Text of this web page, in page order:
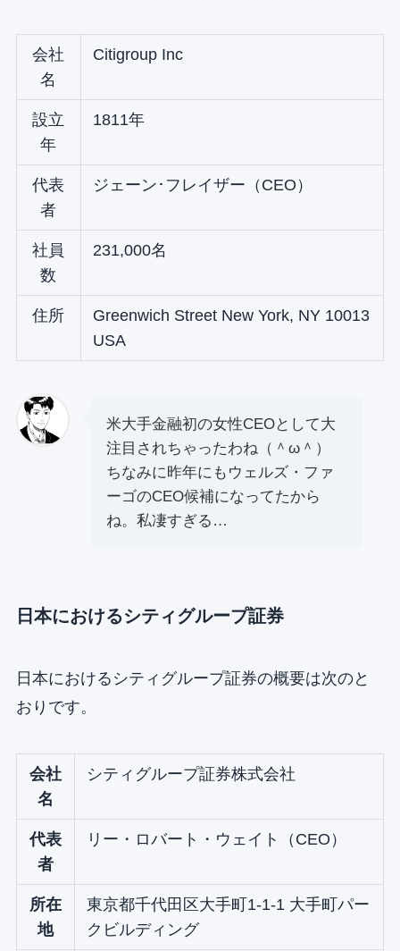
会社
名
Citigroup Inc
設立
年
1811年
代表
者
ジェーン･フレイザー（CEO）
社員
数
231,000名
住所
Greenwich Street New York, NY 10013
USA
米大手金融初の女性CEOとして大
注目されちゃったわね（＾ω＾）
ちなみに昨年にもウェルズ・ファ
ーゴのCEO候補になってたから
ね。私凄すぎる…
日本におけるシティグループ証券
日本におけるシティグループ証券の概要は次のと
おりです。
会社
名
シティグループ証券株式会社
代表
者
リー・ロバート・ウェイト（CEO）
所在
地
東京都千代田区大手町1-1-1 大手町パー
クビルディング